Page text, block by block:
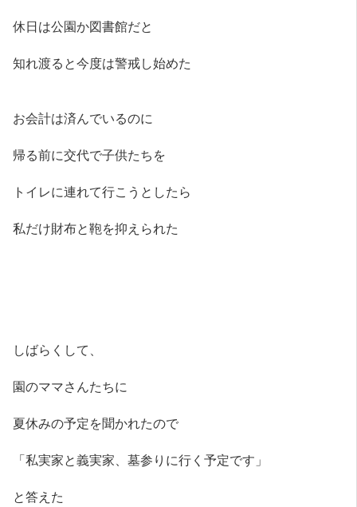
休日は公園か図書館だと
知れ渡ると今度は警戒し始めた
お会計は済んでいるのに
帰る前に交代で子供たちを
トイレに連れて行こうとしたら
私だけ財布と鞄を抑えられた
しばらくして、
園のママさんたちに
夏休みの予定を聞かれたので
「私実家と義実家、墓参りに行く予定です」
と答えた